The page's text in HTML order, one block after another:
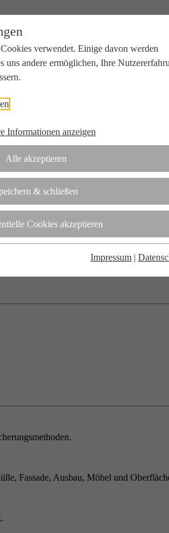
verwendet. Einige davon werden
uns andere ermöglichen, Ihre
Informationen anzeigen
Alle akzeptieren
& schließen
Cookies akzeptieren
Impressum |
Fassade, Ausbau, Möbel und